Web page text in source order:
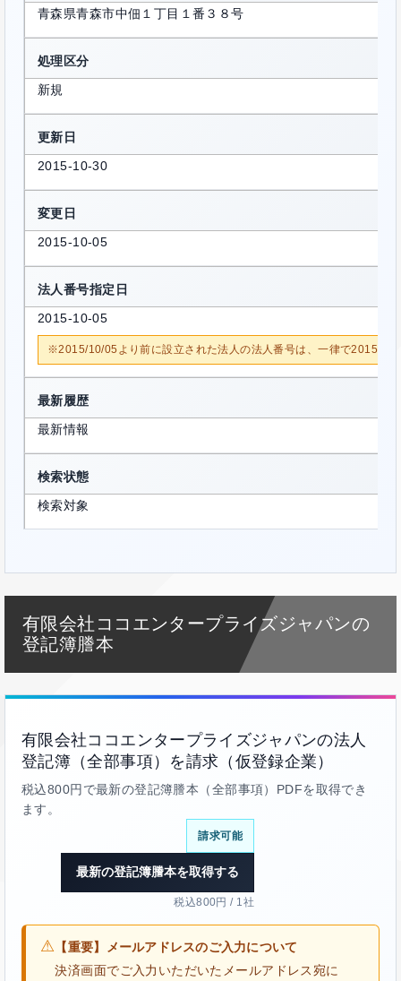
青森県青森市中佃１丁目１番３８号
処理区分
新規
更新日
2015-10-30
変更日
2015-10-05
法人番号指定日
2015-10-05
※2015/10/05より前に設立された法人の法人番号は、一律で2015/10/
最新履歴
最新情報
検索状態
検索対象
有限会社ココエンタープライズジャパンの
登記簿謄本
有限会社ココエンタープライズジャパンの法人
登記簿（全部事項）を請求（仮登録企業）
税込800円で最新の登記簿謄本（全部事項）PDFを取得でき
ます。
請求可能
最新の登記簿謄本を取得する
税込800円 / 1社
⚠ 【重要】メールアドレスのご入力について
決済画面でご入力いただいたメールアドレス宛に